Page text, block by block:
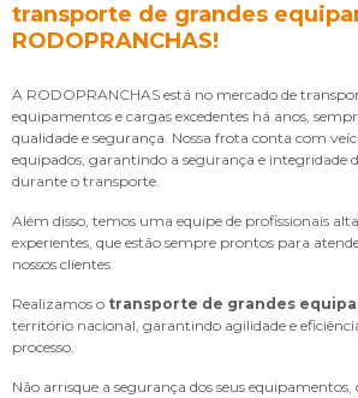
transporte de grandes
RODOPRANCHAS!
A RODOPRANCHAS está no mercado de
equipamentos e cargas excedentes há anos,
qualidade e segurança. Nossa frota conta com
equipados, garantindo a segurança e integridade
durante o transporte.
Além disso, temos uma equipe de profissionais
experientes, que estão sempre prontos para
nossos clientes.
Realizamos o transporte de grandes
território nacional, garantindo agilidade e
processo.
Não arrisque a segurança dos seus